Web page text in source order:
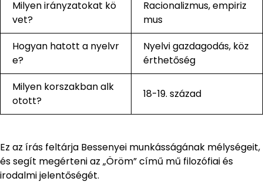
Milyen irányzatokat kö
vet?
Racionalizmus, empiriz
mus
Hogyan hatott a nyelvr
e?
Nyelvi gazdagodás, köz
érthetőség
Milyen korszakban alk
otott?
18-19. század
Ez az írás feltárja Bessenyei munkásságának mélységeit,
és segít megérteni az „Öröm” című mű filozófiai és
irodalmi jelentőségét.